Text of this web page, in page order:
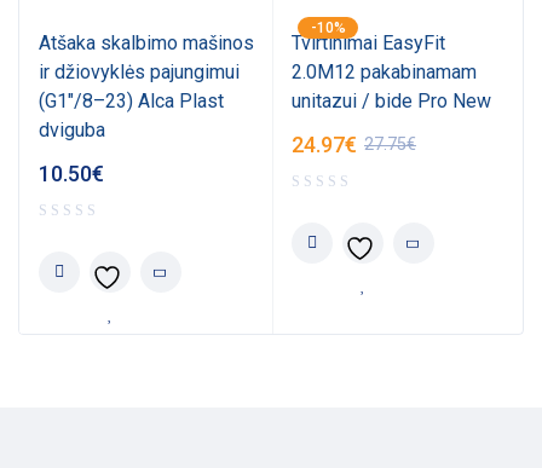
Atšaka skalbimo mašinos
ir džiovyklės pajungimui
(G1"/8–23) Alca Plast
dviguba
10.50€
-10%
Tvirtinimai EasyFit
2.0M12 pakabinamam
unitazui / bide Pro New
27.75€
24.97€